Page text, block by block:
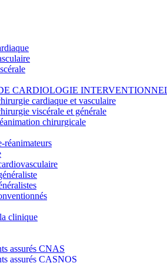
CARDIOLOGIE
cardiaque et vasculaire
viscérale et générale
chirurgicale
réanimateurs
clinique
assurés CNAS
assurés CASNOS